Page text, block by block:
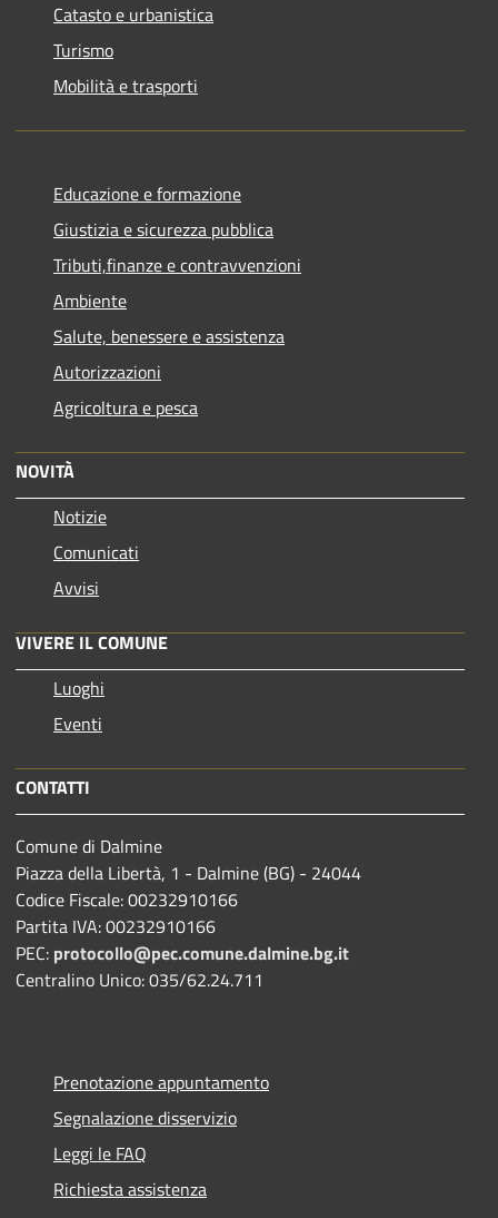
Catasto e urbanistica
Turismo
Mobilità e trasporti
Educazione e formazione
Giustizia e sicurezza pubblica
Tributi,finanze e contravvenzioni
Ambiente
Salute, benessere e assistenza
Autorizzazioni
Agricoltura e pesca
NOVITÀ
Notizie
Comunicati
Avvisi
VIVERE IL COMUNE
Luoghi
Eventi
CONTATTI
Comune di Dalmine
Piazza della Libertà, 1 - Dalmine (BG) - 24044
Codice Fiscale: 00232910166
Partita IVA: 00232910166
PEC: protocollo@pec.comune.dalmine.bg.it
Centralino Unico: 035/62.24.711
Prenotazione appuntamento
Segnalazione disservizio
Leggi le FAQ
Richiesta assistenza